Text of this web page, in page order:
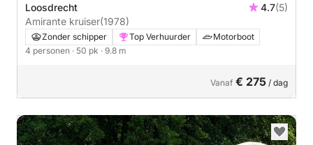
Loosdrecht 4.7(5)
Amirante kruiser(1978)
Zonder schipper Top Verhuurder
Motorboot
4 personen · 50 pk · 9.8 m
Vanaf € 275 / dag